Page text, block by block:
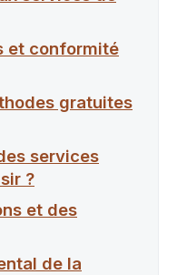
et conformité
gratuites
services
?
et des
de la